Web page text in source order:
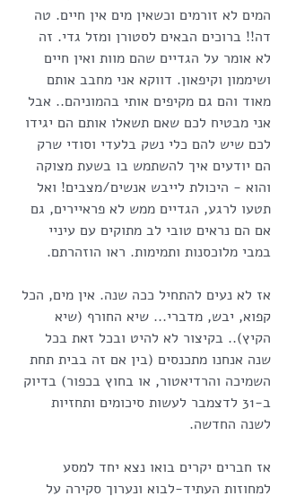
המים לא זורמים וכשאין מים אין חיים. טה
דה!! ברוכים הבאים לסטורן ומזל גדי. זה
לא אומר על הגדיים שהם מוות ואין חיים
ושיממון וקיפאון. דווקא אני מחבב אותם
מאוד והם גם מקיפים אותי בהמוניהם.. אבל
אני מבטיח לכם שאם תשאלו אותם הם יגידו
לכם שיש להם כלי נשק בלעדי וסודי שרק
הם יודעים איך להשתמש בו בשעת מצוקה
והוא - היכולת לייבש אנשים/מצבים! ואל
תטעו לרגע, הגדיים ממש לא פראיירים, גם
אם הם נראים טובי לב מתוקים עם עיניי
במבי מלוכסנות ותמימות. ראו הוזהרתם.
אז לא נעים להתחיל ככה שנה. אין מים, הכל
קפוא, יבש, מדברי... שיא החורף (שיא
הקיץ).. בקיצור לא להיט ובכל זאת בכל
שנה אנחנו מתכנסים (בין אם זה בבית תחת
השמיכה והרדיאטור, או בחוץ בכפור) בדיוק
ב-31 לדצמבר לעשות סיכומים ותחזיות
לשנה החדשה.
אז חברים יקרים בואו נצא יחד למסע
למחוזות העתיד-לבוא ונערוך סקירה על